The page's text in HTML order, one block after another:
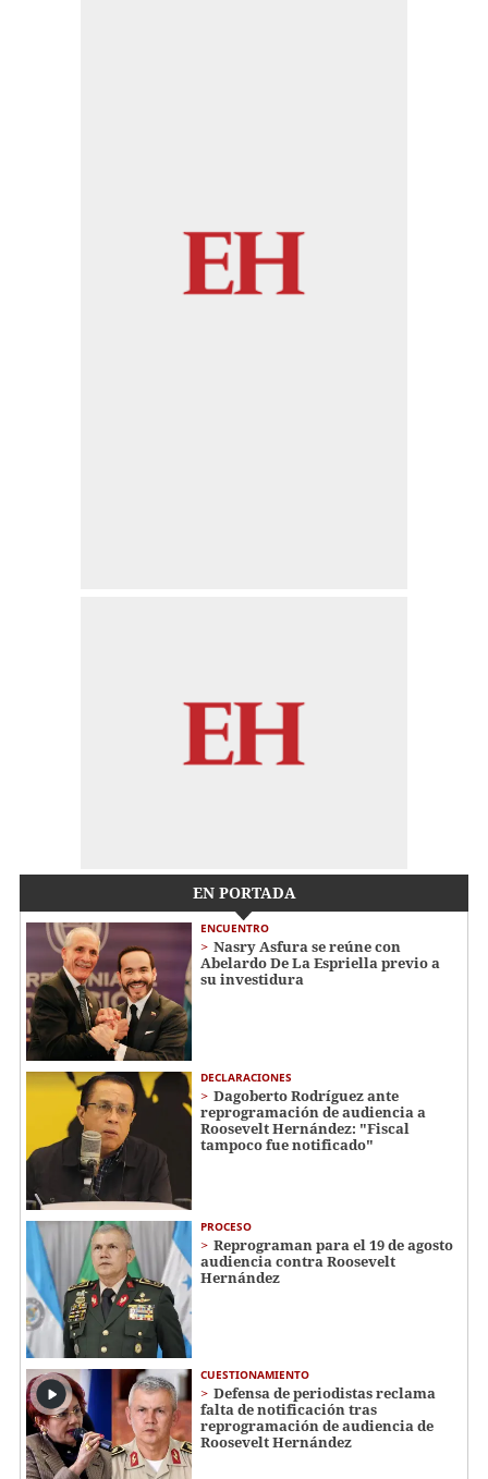
EN PORTADA
ENCUENTRO
Nasry Asfura se reúne con
Abelardo De La Espriella previo a
su investidura
DECLARACIONES
Dagoberto Rodríguez ante
reprogramación de audiencia a
Roosevelt Hernández: "Fiscal
tampoco fue notificado"
PROCESO
Reprograman para el 19 de agosto
audiencia contra Roosevelt
Hernández
CUESTIONAMIENTO
Defensa de periodistas reclama
falta de notificación tras
reprogramación de audiencia de
Roosevelt Hernández